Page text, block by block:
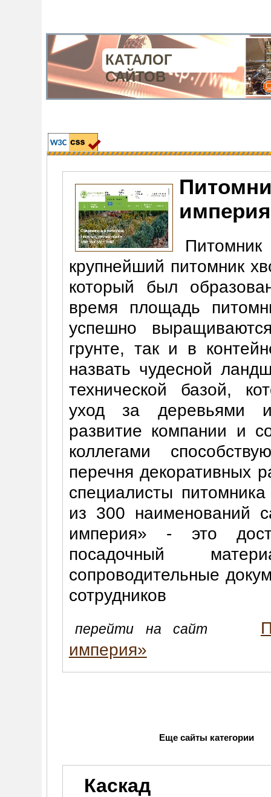
КАТАЛОГ
САЙТОВ
крупнейший питомник
который был
время площадь
успешно
грунте, так и в
назвать чудесной
технической базой,
уход за деревьями и
развитие компании и
коллегами
перечня декоративных
специалисты
из 300 наименований
империя» - это
посадочный
сопроводительные
сотрудников
перейти на сайт
империя»
Еще сайты категории
Каскад